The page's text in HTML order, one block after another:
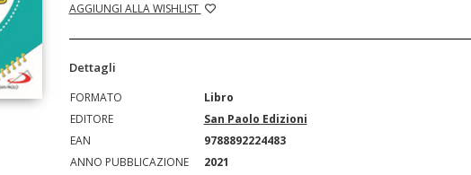
AGGIUNGI ALLA WISHLIST
Dettagli
FORMATO
Libro
EDITORE
San Paolo Edizioni
EAN
9788892224483
ANNO PUBBLICAZIONE
2021